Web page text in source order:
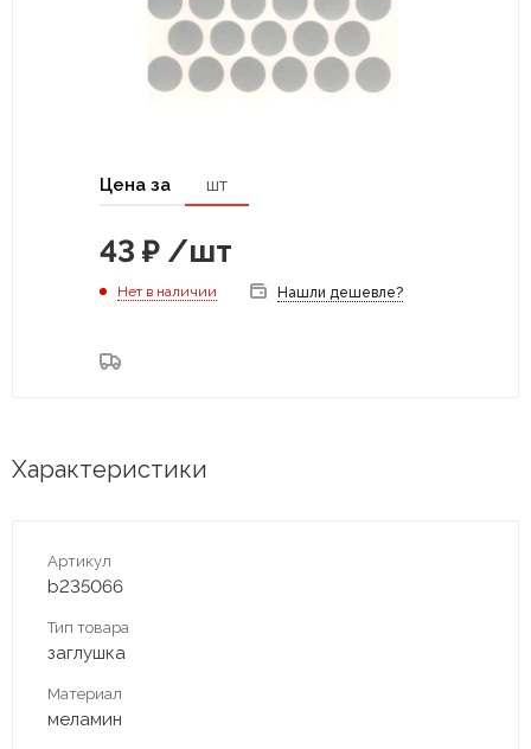
Цена за шт
43 ₽ /шт
Нет в наличии Нашли дешевле?
Характеристики
Артикул
b235066
Тип товара
заглушка
Материал
меламин